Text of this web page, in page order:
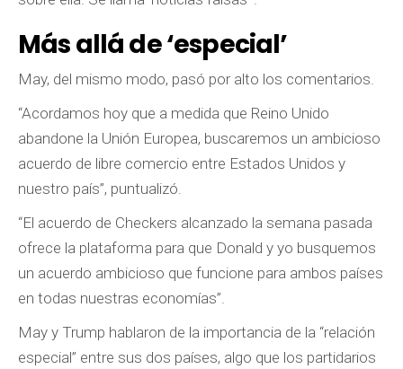
Más allá de ‘especial’
May, del mismo modo, pasó por alto los comentarios.
“Acordamos hoy que a medida que Reino Unido
abandone la Unión Europea, buscaremos un ambicioso
acuerdo de libre comercio entre Estados Unidos y
nuestro país”, puntualizó.
“El acuerdo de Checkers alcanzado la semana pasada
ofrece la plataforma para que Donald y yo busquemos
un acuerdo ambicioso que funcione para ambos países
en todas nuestras economías”.
May y Trump hablaron de la importancia de la “relación
especial” entre sus dos países, algo que los partidarios